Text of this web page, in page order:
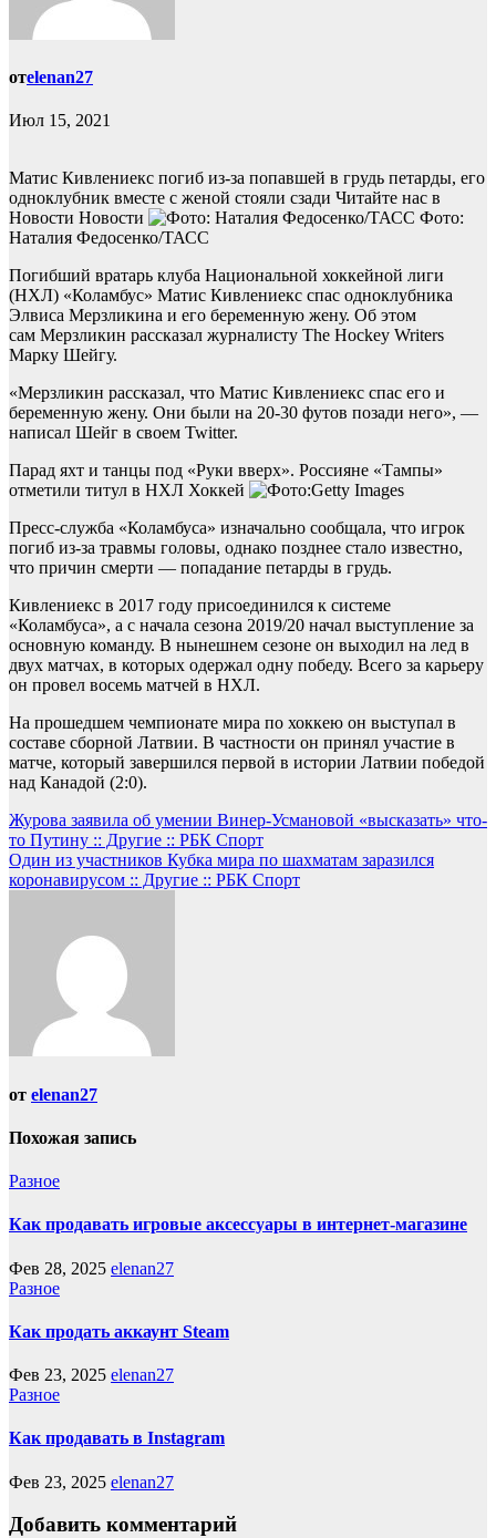
отelenan27
Июл 15, 2021
Матис Кивлениекс погиб из-за попавшей в грудь петарды, его
одноклубник вместе с женой стояли сзади Читайте нас в
Новости Новости
Фото:
Наталия Федосенко/ТАСС
Погибший вратарь клуба Национальной хоккейной лиги
(НХЛ) «Коламбус» Матис Кивлениекс спас одноклубника
Элвиса Мерзликина и его беременную жену. Об этом
сам Мерзликин рассказал журналисту The Hockey Writers
Марку Шейгу.
«Мерзликин рассказал, что Матис Кивлениекс спас его и
беременную жену. Они были на 20-30 футов позади него», —
написал Шейг в своем Twitter.
Парад яхт и танцы под «Руки вверх». Россияне «Тампы»
отметили титул в НХЛ Хоккей
Пресс-служба «Коламбуса» изначально сообщала, что игрок
погиб из-за травмы головы, однако позднее стало известно,
что причин смерти — попадание петарды в грудь.
Кивлениекс в 2017 году присоединился к системе
«Коламбуса», а с начала сезона 2019/20 начал выступление за
основную команду. В нынешнем сезоне он выходил на лед в
двух матчах, в которых одержал одну победу. Всего за карьеру
он провел восемь матчей в НХЛ.
На прошедшем чемпионате мира по хоккею он выступал в
составе сборной Латвии. В частности он принял участие в
матче, который завершился первой в истории Латвии победой
над Канадой (2:0).
Навигация
по
записям
Журова заявила об умении Винер-Усмановой «высказать» что-
то Путину :: Другие :: РБК Спорт
Один из участников Кубка мира по шахматам заразился
коронавирусом :: Другие :: РБК Спорт
от elenan27
Похожая запись
Разное
Как продавать игровые аксессуары в интернет-магазине
Фев 28, 2025 elenan27
Разное
Как продать аккаунт Steam
Фев 23, 2025 elenan27
Разное
Как продавать в Instagram
Фев 23, 2025 elenan27
Добавить комментарий